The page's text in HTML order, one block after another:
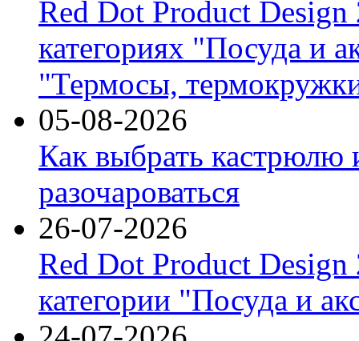
Red Dot Product Design
категориях "Посуда и
"Термосы,
05-08-2026
Как выбрать кастрюлю
разочароваться
26-07-2026
Red Dot Product Design
категории "Посуда и